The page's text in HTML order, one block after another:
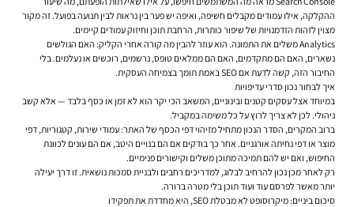
ההקלקה, אילו עמודים מקבלים חשיפה, ואיפה יש פער בין נראות לבין תנועה בפועל. זה מקור
מצוין לזהות הזדמנויות של שיפור כותרות, הרחבת תוכן וחיזוק עמודים קיימים.
Analytics משלים את התמונה. הוא עוזר להבין מה קורה אחרי הקליק: האם הגולשים
נשארים, האם הם מתקדמים, האם הם ממלאים טופס, נרשמים, רוכשים או נעלמים. בלי
החיבור הזה, קשה לדעת אם SEO באמת תומך בצמיחה העסקית.
איך לבחור נכון סדרי עדיפויות
במיוחד אצל עסקים קטנים ובינוניים, המשאב הכי יקר הוא לא זמן או כסף בלבד — אלא קשב
ניהולי. לכן לא צריך לרוץ על כל משימה במקביל.
ברוב המקרים, הסדר הנכון מתחיל מזיהוי דפי הכסף של האתר: עמודי שירות, קטגוריות, דפי
מוצר או דפי נחיתה אורגניים. אחר כך בודקים אם הם בנויים היטב, אם הם עונים לכוונת
החיפוש, ואם יש להם תמיכה מתוכן משלים וקישורים פנימיים.
רק לאחר מכן נכון להרחיב לבלוג, למדריכים רחבים ולבניית סמכות נושאית. זו דרך יעילה
יותר מאשר לפרסם עוד ועוד תוכן בלי מטרה ברורה.
סיכום ביניים: מיקרוסופט לא מבטלת SEO, היא מחדדת את תפקידו